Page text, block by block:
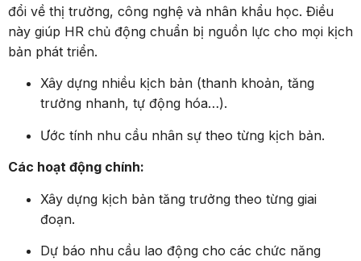
đổi về thị trường, công nghệ và nhân khẩu học. Điều
này giúp HR chủ động chuẩn bị nguồn lực cho mọi kịch
bản phát triển.
Xây dựng nhiều kịch bản (thanh khoản, tăng
trưởng nhanh, tự động hóa…).
Ước tính nhu cầu nhân sự theo từng kịch bản.
Các hoạt động chính:
Xây dựng kịch bản tăng trưởng theo từng giai
đoạn.
Dự báo nhu cầu lao động cho các chức năng